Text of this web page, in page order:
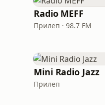
Radio MEFF
Прилеп · 98.7 FM
Mini Radio Jazz
Прилеп